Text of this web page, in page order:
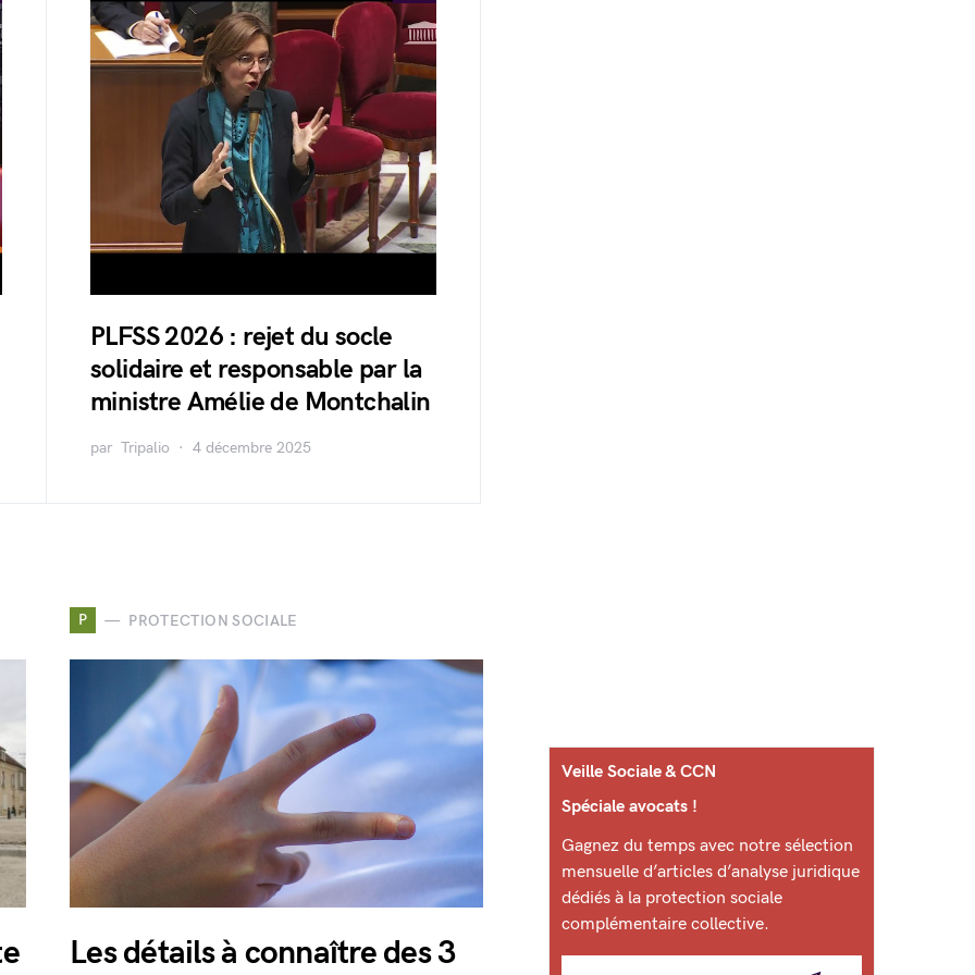
PLFSS 2026 : rejet du socle
solidaire et responsable par la
ministre Amélie de Montchalin
par Tripalio 4 décembre 2025
P PROTECTION SOCIALE
Les détails à connaître des 3
Veille Sociale & CCN
Spéciale avocats !
Gagnez du temps avec notre sélection
mensuelle d’articles d’analyse juridique
dédiés à la protection sociale
complémentaire collective.